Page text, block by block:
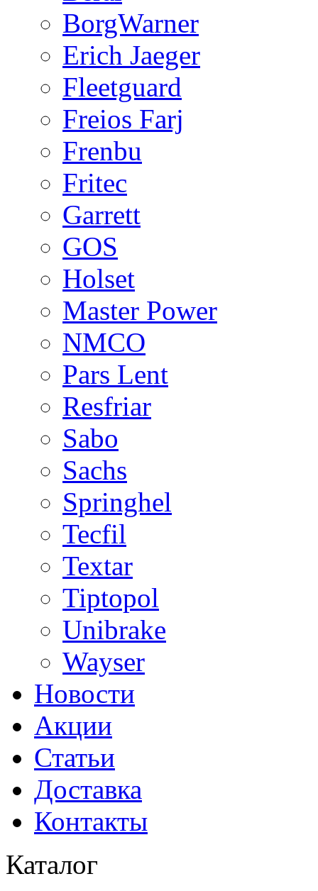
BorgWarner
Erich Jaeger
Fleetguard
Freios Farj
Frenbu
Fritec
Garrett
GOS
Holset
Master Power
NMCO
Pars Lent
Resfriar
Sabo
Sachs
Springhel
Tecfil
Textar
Tiptopol
Unibrake
Wayser
Новости
Акции
Статьи
Доставка
Контакты
Каталог